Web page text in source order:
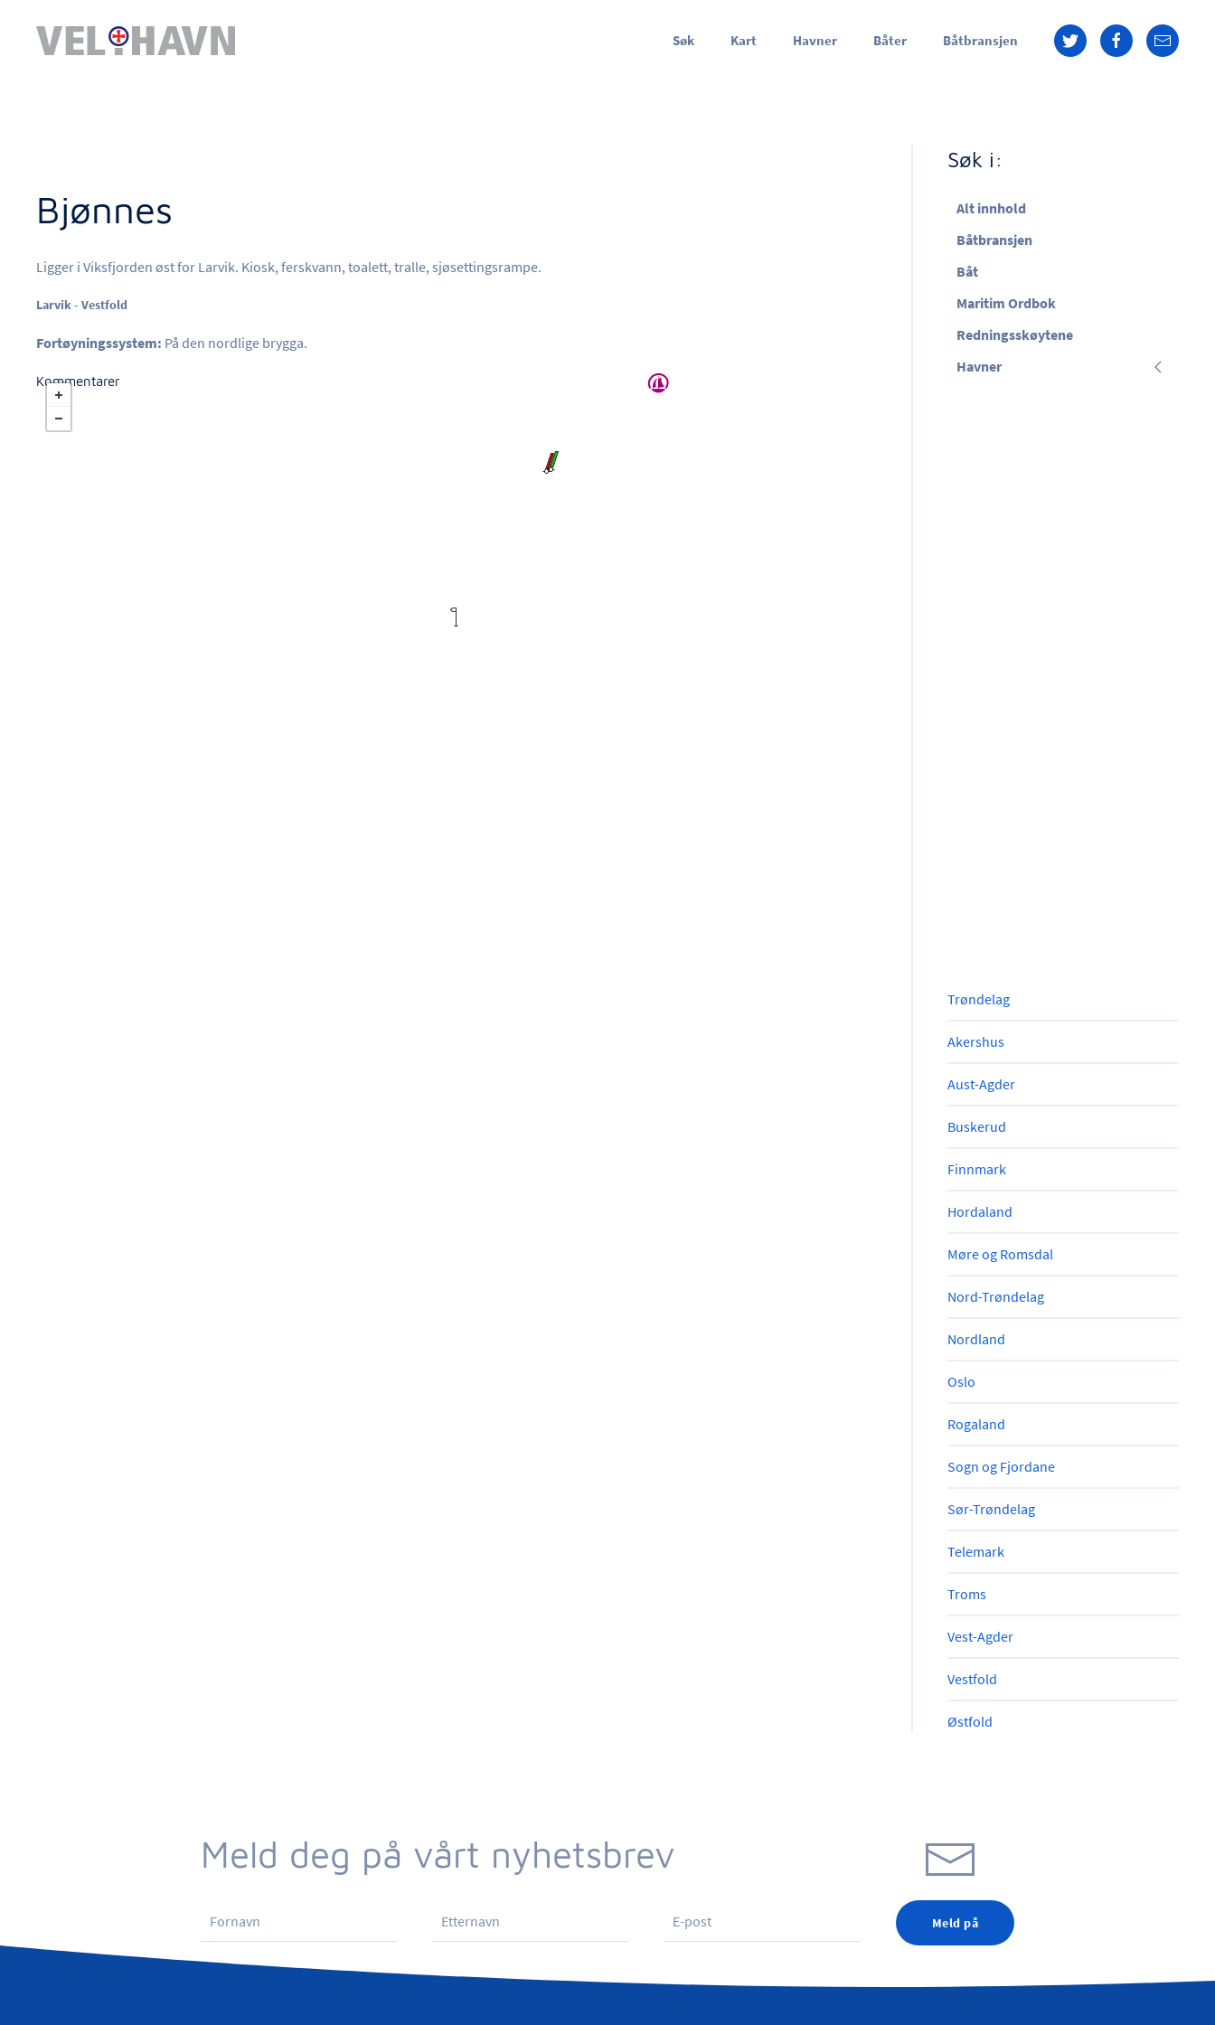
Søk Kart Havner Båter Båtbransjen
Bjønnes
Ligger i Viksfjorden øst for Larvik. Kiosk, ferskvann, toalett, tralle, sjøsettingsrampe.
Larvik - Vestfold
Fortøyningssystem: På den nordlige brygga.
Kommentarer
Søk i:
Alt innhold
Båtbransjen
Båt
Maritim Ordbok
Redningsskøytene
Havner
Trøndelag
Akershus
Aust-Agder
Buskerud
Finnmark
Hordaland
Møre og Romsdal
Nord-Trøndelag
Nordland
Oslo
Rogaland
Sogn og Fjordane
Sør-Trøndelag
Telemark
Troms
Vest-Agder
Vestfold
Østfold
Meld deg på vårt nyhetsbrev
Meld på